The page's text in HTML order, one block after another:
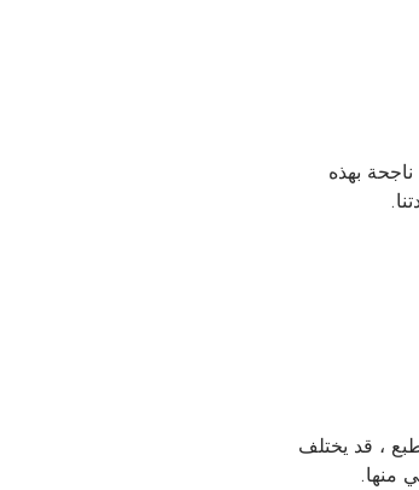
بهذه
، بالطبع ، قد يختلف
منها.